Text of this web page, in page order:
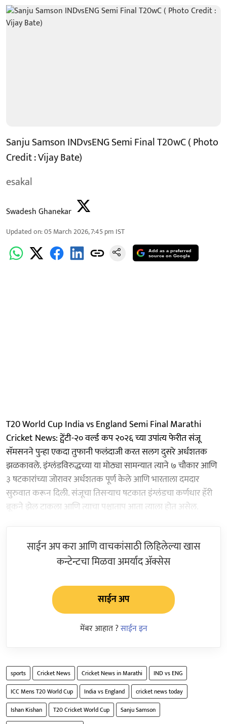
Sanju Samson INDvsENG Semi Final T20wC ( Photo
Credit : Vijay Bate)
esakal
Swadesh Ghanekar
Updated on:05 March 2026, 7:45 pm IST
Add as a preferred
source on Google
T20 World Cup India vs England Semi Final Marathi
Cricket News: ट्वेंटी-२० वर्ल्ड कप २०२६ च्या उपांत्य फेरीत संजू
सॅमसनने पुन्हा एकदा तुफानी फलंदाजी करत सलग दुसरे अर्धशतक
झळकावले. इंग्लंडविरुद्धच्या या मोठ्या सामन्यात त्याने ७ चौकार आणि
३ षटकारांच्या जोरावर अर्धशतक पूर्ण केले आणि भारताला दमदार
सुरुवात करून दिली. संजूचा तिसऱ्याच षटकात इंग्लंडचा कर्णधार हॅरी
ब्रूकने झेल टाकला आणि त्याचा पश्चाताप आता त्याला होत असेल.
साईन अप करा आणि वाचकांसाठी लिहिलेल्या खास
कन्टेन्टचा मिळवा अमर्याद ॲक्सेस
साईन अप
मेंबर आहात ?साईन इन
sports Cricket News Cricket News in Marathi
IND vs ENG
ICC Mens T20 World Cup
India vs England
cricket news today
Ishan Kishan
T20 Cricket World Cup
Sanju Samson